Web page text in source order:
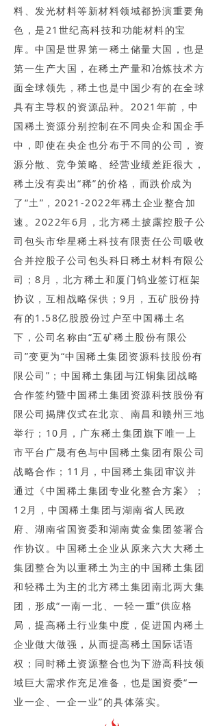
料、发光材料等新材料领域都扮演重要角
色，是21世纪高科技和功能材料的宝
库。中国是世界第一稀土储量大国，也是
第一生产大国，在稀土产量和冶炼技术方
面全球领先，稀土也是中国少有的在全球
具有主导权的资源品种。2021年前，中
国稀土资源分别控制在不同央企和国企手
中，即使在央企也分布于不同的公司，资
源分散、竞争策略、经营业绩差距很大，
稀土没有卖出“稀”的价格，而跌价成为
了“土”，2021-2022年稀土企业整合加
速。2022年6月，北方稀土披露控股子公
司包头市华星稀土科技有限责任公司吸收
合并控股子公司包头科日稀土材料有限公
司；8月，北方稀土和厦门钨业签订框架
协议，互相战略保供；9月，五矿股份持
有的1.58亿股股份过户至中国稀土名
下，公司名称由“五矿稀土股份有限公
司”变更为“中国稀土集团资源科技股份有
限公司”；中国稀土集团与江铜集团战略
合作签约暨中国稀土集团资源科技股份有
限公司揭牌仪式在北京、南昌和赣州三地
举行；10月，广东稀土集团旗下唯一上
市平台广晟有色与中国稀土集团有限公司
战略合作；11月，中国稀土集团审议并
通过《中国稀土集团专业化整合方案》；
12月，中国稀土集团与湖南省人民政
府、湖南省国资委和湖南黄金集团签署合
作协议。中国稀土企业从原来六大大稀土
集团整合为以重稀土为主的中国稀土集团
和轻稀土为主的北方稀土集团南北两大集
团，形成“一南一北、一轻一重”供应格
局，提高稀土行业集中度，促进国内稀土
企业做大做强，从而提高稀土国际话语
权；同时稀土资源整合也为下游高科技领
域巨大需求作充足准备，也是国资委“一
业一企、一企一业”的具体落实。